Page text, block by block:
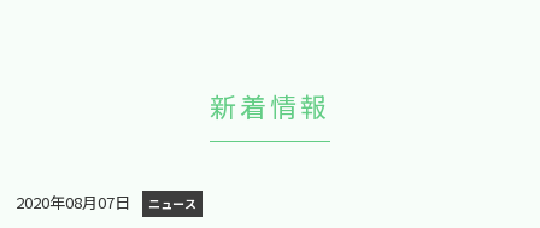
新着情報
2020年08月07日 ニュース